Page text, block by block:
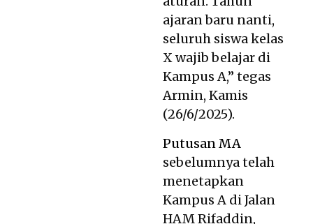
ajaran baru nanti,
seluruh siswa kelas
X wajib belajar di
Kampus A,” tegas
Armin, Kamis
(26/6/2025).
Putusan MA
sebelumnya telah
menetapkan
Kampus A di Jalan
HAM Rifaddin,